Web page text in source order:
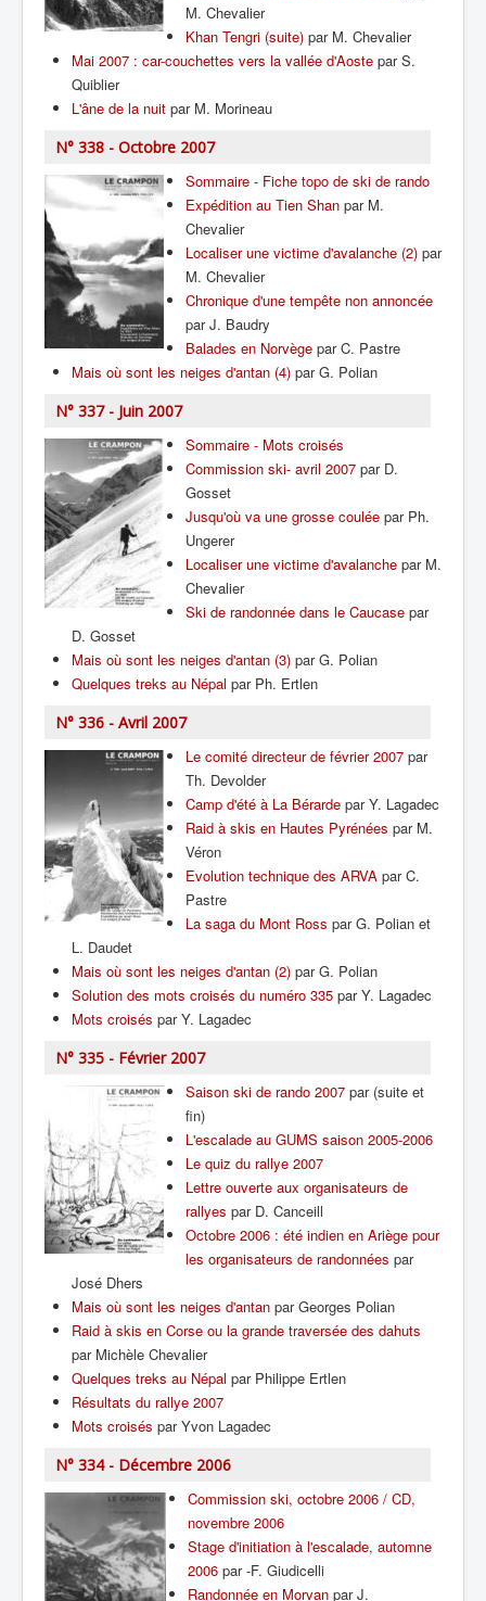
M. Chevalier
Khan Tengri (suite) par M. Chevalier
Mai 2007 : car-couchettes vers la vallée d'Aoste par S.
Quiblier
L'âne de la nuit par M. Morineau
N° 338 - Octobre 2007
Sommaire - Fiche topo de ski de rando
Expédition au Tien Shan par M.
Chevalier
Localiser une victime d'avalanche (2) par
M. Chevalier
Chronique d'une tempête non annoncée
par J. Baudry
Balades en Norvège par C. Pastre
Mais où sont les neiges d'antan (4) par G. Polian
N° 337 - Juin 2007
Sommaire - Mots croisés
Commission ski- avril 2007 par D.
Gosset
Jusqu'où va une grosse coulée par Ph.
Ungerer
Localiser une victime d'avalanche par M.
Chevalier
Ski de randonnée dans le Caucase par
D. Gosset
Mais où sont les neiges d'antan (3) par G. Polian
Quelques treks au Népal par Ph. Ertlen
N° 336 - Avril 2007
Le comité directeur de février 2007 par
Th. Devolder
Camp d'été à La Bérarde par Y. Lagadec
Raid à skis en Hautes Pyrénées par M.
Véron
Evolution technique des ARVA par C.
Pastre
La saga du Mont Ross par G. Polian et
L. Daudet
Mais où sont les neiges d'antan (2) par G. Polian
Solution des mots croisés du numéro 335 par Y. Lagadec
Mots croisés par Y. Lagadec
N° 335 - Février 2007
Saison ski de rando 2007 par (suite et
fin)
L'escalade au GUMS saison 2005-2006
Le quiz du rallye 2007
Lettre ouverte aux organisateurs de
rallyes par D. Canceill
Octobre 2006 : été indien en Ariège pour
les organisateurs de randonnées par
José Dhers
Mais où sont les neiges d'antan par Georges Polian
Raid à skis en Corse ou la grande traversée des dahuts
par Michèle Chevalier
Quelques treks au Népal par Philippe Ertlen
Résultats du rallye 2007
Mots croisés par Yvon Lagadec
N° 334 - Décembre 2006
Commission ski, octobre 2006 / CD,
novembre 2006
Stage d'initiation à l'escalade, automne
2006 par -F. Giudicelli
Randonnée en Morvan par J.